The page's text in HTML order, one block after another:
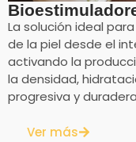
La solución ideal
de la piel desde el
activando la
la densidad,
progresiva y duradera
Ver más